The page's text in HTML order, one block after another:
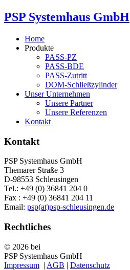
PSP Systemhaus GmbH
Home
Produkte
PASS-PZ
PASS-BDE
PASS-Zutritt
DOM-Schließzylinder
Unser Unternehmen
Unsere Partner
Unsere Referenzen
Kontakt
Kontakt
PSP Systemhaus GmbH
Themarer Straße 3
D-98553 Schleusingen
Tel.: +49 (0) 36841 204 0
Fax : +49 (0) 36841 204 11
Email: psp(at)psp-schleusingen.de
Rechtliches
© 2026 bei
PSP Systemhaus GmbH
Impressum | AGB | Datenschutz